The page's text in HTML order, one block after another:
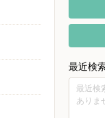
最近検
最近検
ありま